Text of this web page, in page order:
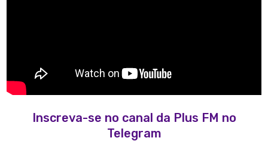
Inscreva-se no canal da Plus FM no
Telegram